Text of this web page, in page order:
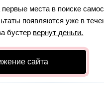
места в поиске
появляются уже в
бустер вернут деньги.
сайта